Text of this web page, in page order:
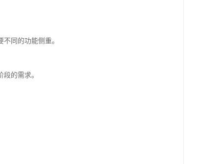
同的功能侧重。
的需求。